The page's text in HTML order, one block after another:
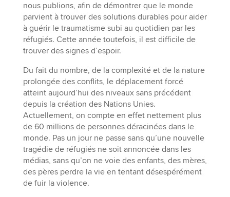
nous publions, afin de démontrer que le monde
parvient à trouver des solutions durables pour aider
à guérir le traumatisme subi au quotidien par les
réfugiés. Cette année toutefois, il est difficile de
trouver des signes d’espoir.
Du fait du nombre, de la complexité et de la nature
prolongée des conflits, le déplacement forcé
atteint aujourd’hui des niveaux sans précédent
depuis la création des Nations Unies.
Actuellement, on compte en effet nettement plus
de 60 millions de personnes déracinées dans le
monde. Pas un jour ne passe sans qu’une nouvelle
tragédie de réfugiés ne soit annoncée dans les
médias, sans qu’on ne voie des enfants, des mères,
des pères perdre la vie en tentant désespérément
de fuir la violence.